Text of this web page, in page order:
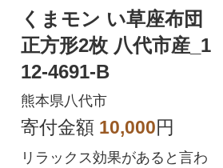
くまモン い草座布団
正方形2枚 八代市産_1
12-4691-B
熊本県八代市
寄付金額 10,000円
リラックス効果があると言わ